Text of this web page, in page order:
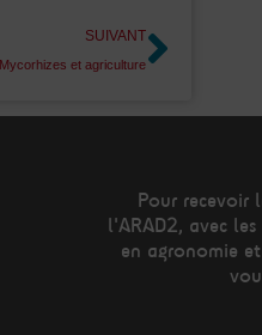
SUIVANT
Mycorhizes et agriculture
Pour recevoir
l'ARAD2, avec
en agronomie